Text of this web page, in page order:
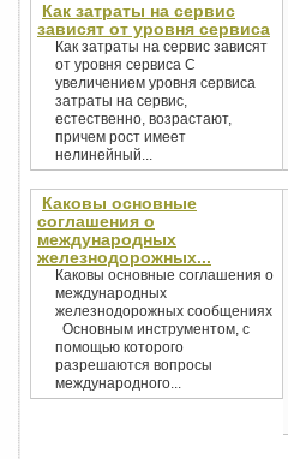
Как затраты на сервис
зависят от уровня сервиса
Как затраты на сервис зависят
от уровня сервиса С
увеличением уровня сервиса
затраты на сервис,
естественно, возрастают,
причем рост имеет
нелинейный...
Каковы основные
соглашения о
международных
железнодорожных...
Каковы основные соглашения о
международных
железнодорожных сообщениях
Основным инструментом, с
помощью которого
разрешаются вопросы
международного...